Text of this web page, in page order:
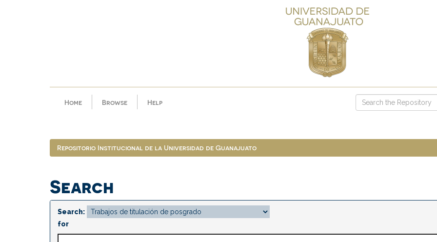
Home Browse Help
Repositorio Institucional de la Universidad de Guanajuato
Search
Search:
for